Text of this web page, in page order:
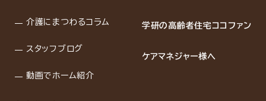
介護にまつわるコラム
スタッフブログ
動画でホーム紹介
学研の高齢者住宅ココファン
ケアマネジャー様へ